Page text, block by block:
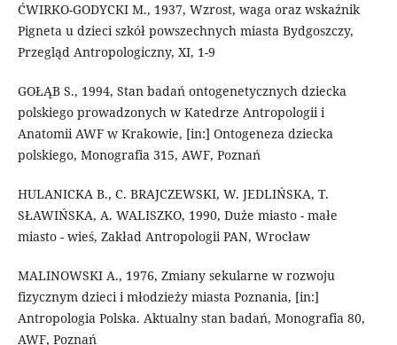
ĆWIRKO-GODYCKI M., 1937, Wzrost, waga oraz wskaźnik
Pigneta u dzieci szkół powszechnych miasta Bydgoszczy,
Przegląd Antropologiczny, XI, 1-9
GOŁĄB S., 1994, Stan badań ontogenetycznych dziecka
polskiego prowadzonych w Katedrze Antropologii i
Anatomii AWF w Krakowie, [in:] Ontogeneza dziecka
polskiego, Monografia 315, AWF, Poznań
HULANICKA B., C. BRAJCZEWSKI, W. JEDLIŃSKA, T.
SŁAWIŃSKA, A. WALISZKO, 1990, Duże miasto - małe
miasto - wieś, Zakład Antropologii PAN, Wrocław
MALINOWSKI A., 1976, Zmiany sekularne w rozwoju
fizycznym dzieci i młodzieży miasta Poznania, [in:]
Antropologia Polska. Aktualny stan badań, Monografia 80,
AWF, Poznań